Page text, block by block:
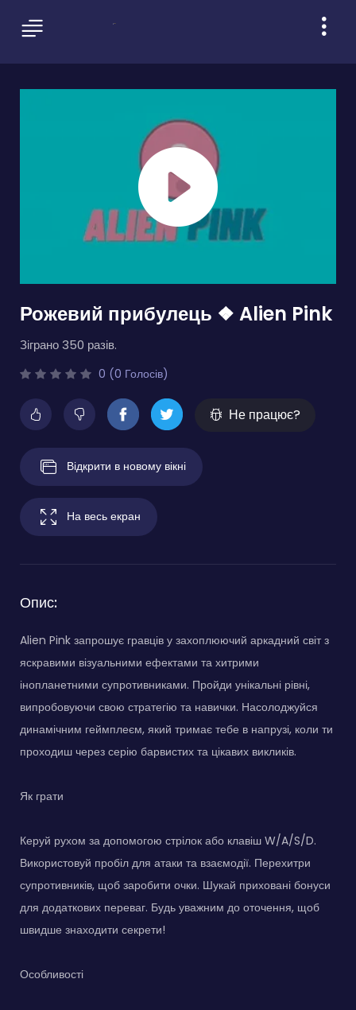
Рожевий прибулець ❖ Alien Pink
Зіграно 350 разів.
0 (0 Голосів)
Не працює?
Відкрити в новому вікні
На весь екран
Опис:
Alien Pink запрошує гравців у захоплюючий аркадний світ з
яскравими візуальними ефектами та хитрими
інопланетними супротивниками. Пройди унікальні рівні,
випробовуючи свою стратегію та навички. Насолоджуйся
динамічним геймплеєм, який тримає тебе в напрузі, коли ти
проходиш через серію барвистих та цікавих викликів.
Як грати
Керуй рухом за допомогою стрілок або клавіш W/A/S/D.
Використовуй пробіл для атаки та взаємодії. Перехитри
супротивників, щоб заробити очки. Шукай приховані бонуси
для додаткових переваг. Будь уважним до оточення, щоб
швидше знаходити секрети!
Особливості